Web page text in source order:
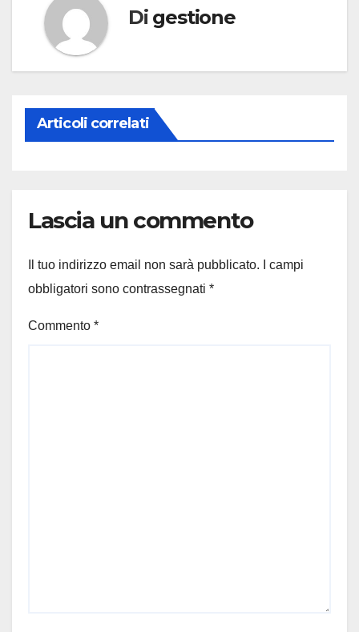
Di gestione
Articoli correlati
Lascia un commento
Il tuo indirizzo email non sarà pubblicato.
I campi
obbligatori sono contrassegnati *
Commento *